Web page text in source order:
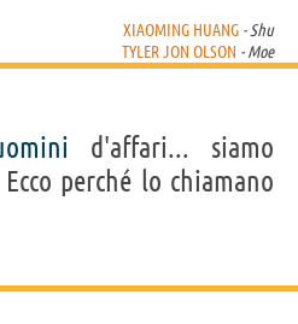
XIAOMING HUANG - Shu
TYLER JON OLSON - Moe
d'affari... siamo
perché lo chiamano